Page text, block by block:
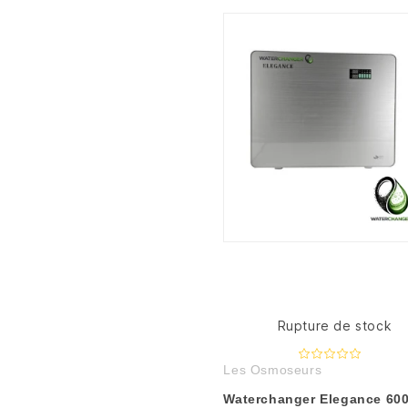
Rupture de stock
Les Osmoseurs
Waterchanger Elegance